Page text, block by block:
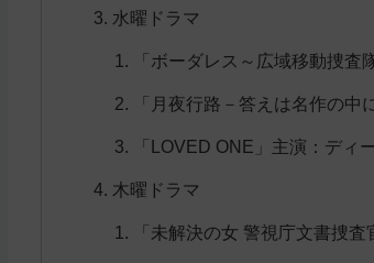
水曜ドラマ
「ボーダレス～広域移動捜
「月夜行路－答えは名作の
「LOVED ONE」主演：ディ
木曜ドラマ
「未解決の女 警視庁文書捜